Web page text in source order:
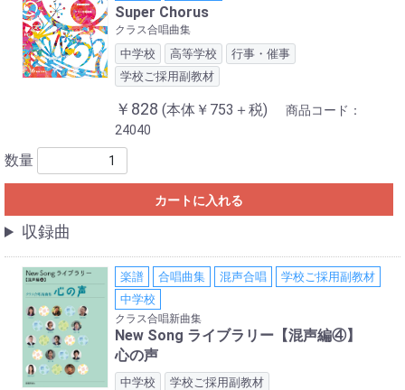
Super Chorus
クラス合唱曲集
中学校 高等学校
行事・催事
学校ご採用副教材
￥828 (本体￥753＋税)
商品コード：
24040
数量
カートに入れる
収録曲
楽譜 合唱曲集 混声合唱
学校ご採用副教材
中学校
クラス合唱新曲集
New Song ライブラリー【混声編④】
心の声
中学校 学校ご採用副教材